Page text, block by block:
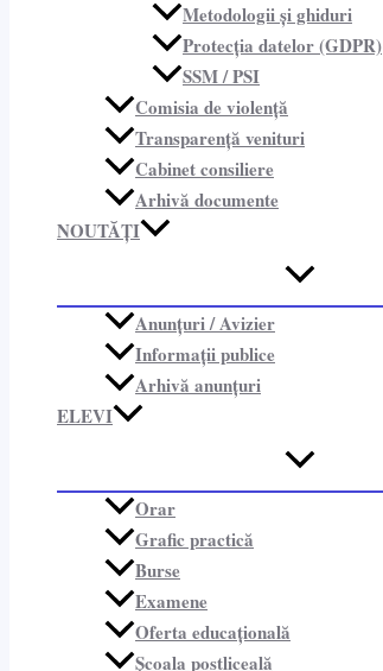
Metodologii și ghiduri
Protecția datelor (GDPR)
SSM / PSI
Comisia de violență
Transparență venituri
Cabinet consiliere​
Arhivă documente
NOUTĂȚI
Anunțuri / Avizier
Informații publice​
Arhivă anunțuri
ELEVI
Orar
Grafic practică
Burse
Examene
Oferta educațională
Școala postliceală